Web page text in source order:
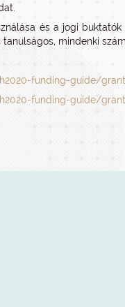
és a jogi
mindenki
funding-guide/
funding-guide/